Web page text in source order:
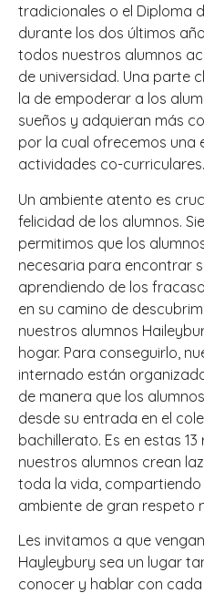
tradicionales o el Diploma
durante los dos últimos
todos nuestros alumnos
de universidad. Una parte
la de empoderar a los
sueños y adquieran más
por la cual ofrecemos una
actividades co-curriculares.
Un ambiente atento es
felicidad de los alumnos.
permitimos que los
necesaria para encontrar
aprendiendo de los
en su camino de
nuestros alumnos
hogar. Para conseguirlo,
internado están
de manera que los
desde su entrada en el
bachillerato. Es en estas
nuestros alumnos crean
toda la vida,
ambiente de gran respeto
Les invitamos a que
Hayleybury sea un lugar
conocer y hablar con